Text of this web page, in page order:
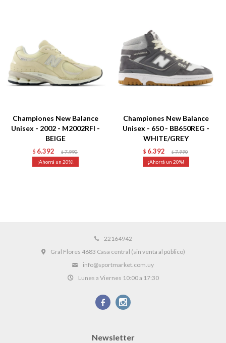
Championes New Balance
Unisex - 2002 - M2002RFI -
BEIGE
$ 6.392 $ 7.990
20
Championes New Balance
Unisex - 650 - BB650REG -
WHITE/GREY
$ 6.392 $ 7.990
20
22164942
Gral Flores 4683 Casa central (sin venta al público)
info@sportmarket.com.uy
Lunes a Viernes 10:00 a 17:30
 
Newsletter